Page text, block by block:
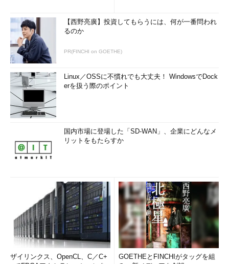
【西野亮廣】投資してもらうには、何が一番問われ
るのか
PR(FINCHI on GOETHE)
Linux／OSSに不慣れでも大丈夫！ WindowsでDock
erを扱う際のポイント
国内市場に登場した「SD-WAN」、企業にどんなメ
リットをもたらすか
ザイリンクス、OpenCL、C／C+
GOETHEとFINCHIがタッグを組